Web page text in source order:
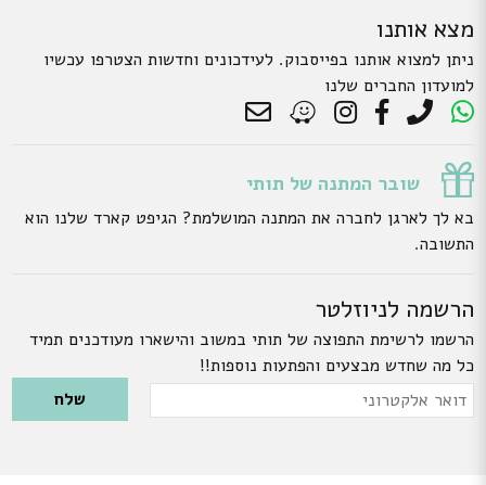
מצא אותנו
ניתן למצוא אותנו בפייסבוק. לעידכונים וחדשות הצטרפו עכשיו
למועדון החברים שלנו
שובר המתנה של תותי
בא לך לארגן לחברה את המתנה המושלמת? הגיפט קארד שלנו הוא
התשובה.
הרשמה לניוזלטר
הרשמו לרשימת התפוצה של תותי במשוב והישארו מעודכנים תמיד
כל מה שחדש מבצעים והפתעות נוספות!!
Please leave this field empty.
דואר